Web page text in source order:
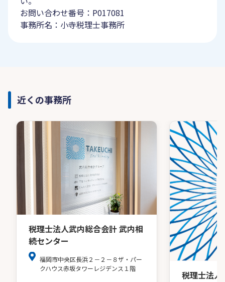
お問い合わせ番号：P017081
事務所名：小寺税理士事務所
近くの事務所
税理士法人武内総合会計 武内相
続センター
福岡市中央区長浜２－２－８ザ・パー
クハウス赤坂タワーレジデンス１階
税理士法人